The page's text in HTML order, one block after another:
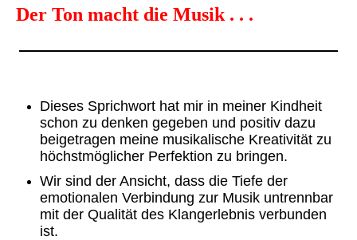
Der Ton macht die Musik . . .
Dieses Sprichwort hat mir in meiner Kindheit
schon zu denken gegeben und positiv dazu
beigetragen meine musikalische Kreativität zu
höchstmöglicher Perfektion zu bringen.
Wir sind der Ansicht, dass die Tiefe der
emotionalen Verbindung zur Musik untrennbar
mit der Qualität des Klangerlebnis verbunden
ist.